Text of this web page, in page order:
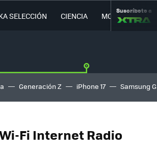
SELECCIÓN CIENCIA MOVILIDAD
Suscríbete a
Generación Z iPhone 17 Samsung
Fi Internet Radio